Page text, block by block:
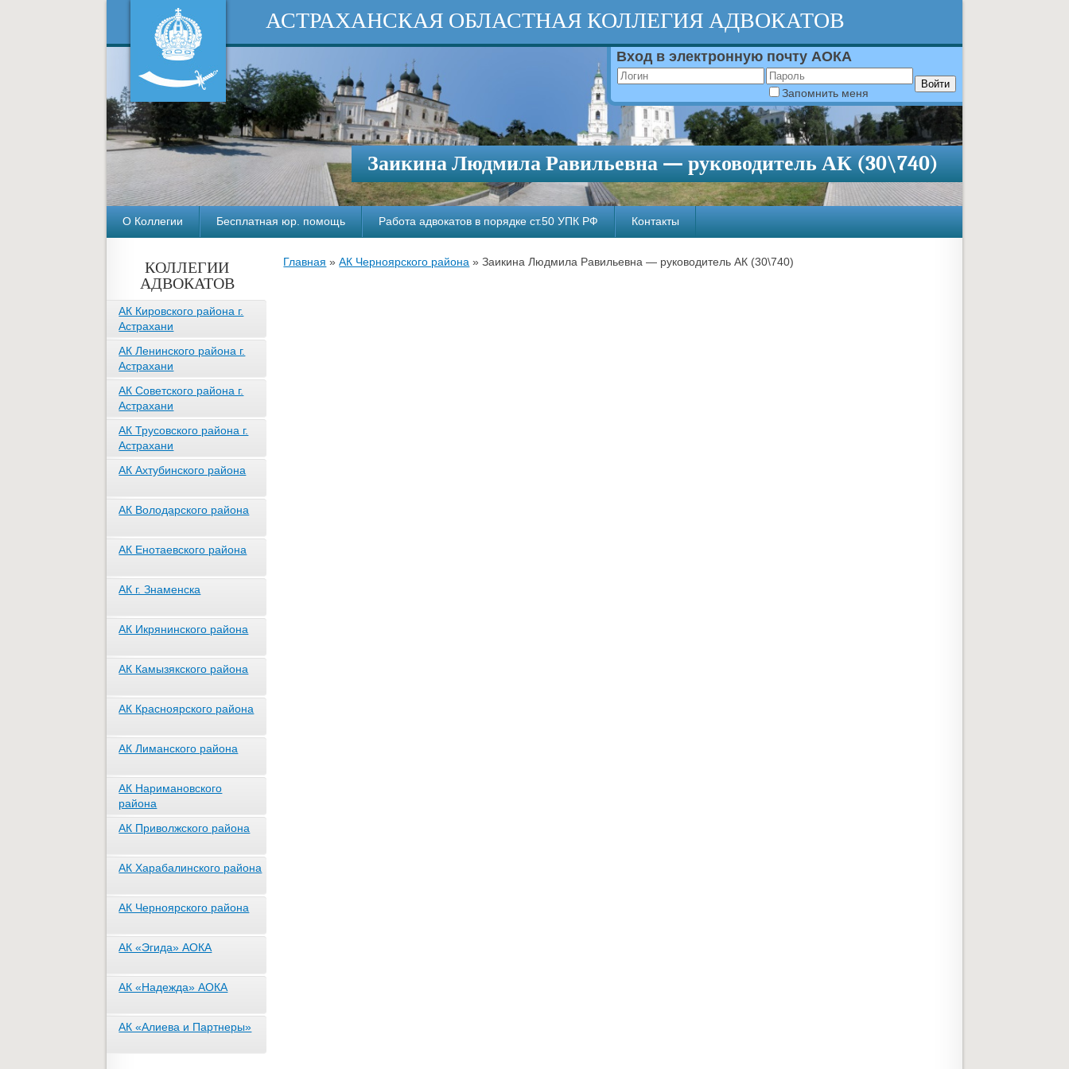
АСТРАХАНСКАЯ ОБЛАСТНАЯ КОЛЛЕГИЯ АДВОКАТОВ
Вход в электронную почту АОКА
Запомнить меня
Заикина Людмила Равильевна — руководитель АК (30\740)
О Коллегии Бесплатная юр. помощь Работа адвокатов в порядке ст.50 УПК РФ Контакты
КОЛЛЕГИИ
АДВОКАТОВ
АК Кировского района г.
Астрахани
АК Ленинского района г.
Астрахани
АК Советского района г.
Астрахани
АК Трусовского района г.
Астрахани
АК Ахтубинского района
АК Володарского района
АК Енотаевского района
АК г. Знаменска
АК Икрянинского района
АК Камызякского района
АК Красноярского района
АК Лиманского района
АК Наримановского
района
АК Приволжского района
АК Харабалинского района
АК Черноярского района
АК «Эгида» АОКА
АК «Надежда» АОКА
АК «Алиева и Партнеры»
Главная »АК Черноярского района »Заикина Людмила Равильевна — руководитель АК (30\740)